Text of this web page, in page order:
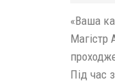
«Ваша
Магістр
Під час